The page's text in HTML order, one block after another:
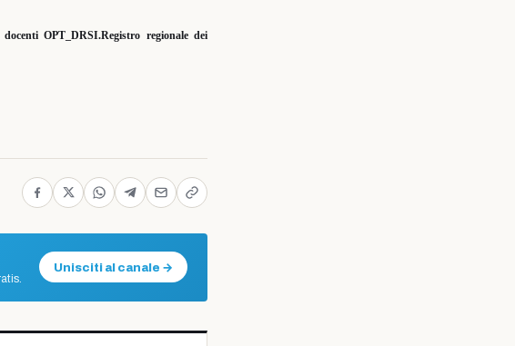
docenti OPT_DRSI.Registro regionale dei
Unisciti al canale →